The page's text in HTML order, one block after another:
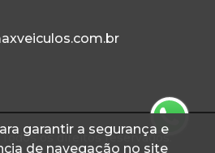
garantir a segurança e
de navegação no site
os direitos reservados.